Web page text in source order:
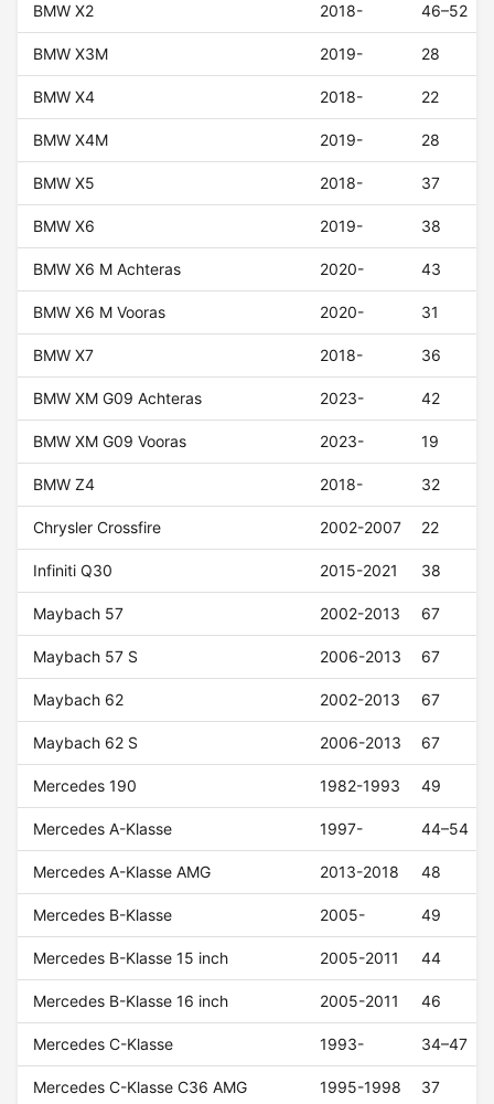
BMW X2 2018- 46–52
BMW X3M 2019- 28
BMW X4 2018- 22
BMW X4M 2019- 28
BMW X5 2018- 37
BMW X6 2019- 38
BMW X6 M Achteras 2020- 43
BMW X6 M Vooras 2020- 31
BMW X7 2018- 36
BMW XM G09 Achteras 2023- 42
BMW XM G09 Vooras 2023- 19
BMW Z4 2018- 32
Chrysler Crossfire 2002-2007 22
Infiniti Q30 2015-2021 38
Maybach 57 2002-2013 67
Maybach 57 S 2006-2013 67
Maybach 62 2002-2013 67
Maybach 62 S 2006-2013 67
Mercedes 190 1982-1993 49
Mercedes A-Klasse 1997- 44–54
Mercedes A-Klasse AMG 2013-2018 48
Mercedes B-Klasse 2005- 49
Mercedes B-Klasse 15 inch 2005-2011 44
Mercedes B-Klasse 16 inch 2005-2011 46
Mercedes C-Klasse 1993- 34–47
Mercedes C-Klasse C36 AMG 1995-1998 37